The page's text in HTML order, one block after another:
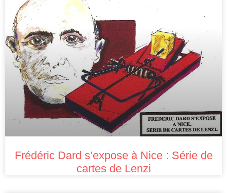
Frédéric Dard s’expose à Nice : Série de
cartes de Lenzi